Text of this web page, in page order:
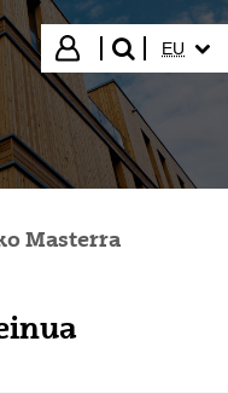
Hasi saioa
bilatu"
EU
Masterra